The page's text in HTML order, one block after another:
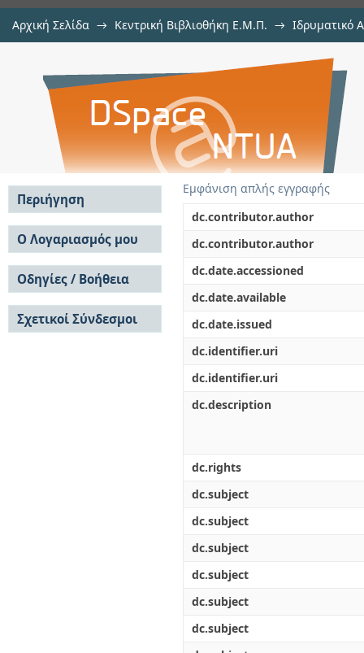
Αρχική Σελίδα → Κεντρική Βιβλιοθήκη Ε.Μ.Π. → Ιδρυματικό
Μαθηματική προσομοίωση
απόθεση Βολφραμίου σε
Εμφάνιση απλής εγγραφής
dc.contributor.author
dc.contributor.author
dc.date.accessioned
dc.date.available
dc.date.issued
dc.identifier.uri
dc.identifier.uri
dc.description
dc.rights
dc.subject
dc.subject
dc.subject
dc.subject
dc.subject
dc.subject
Περιήγηση
Σε όλο το DSpace
Κοινότητες & Συλλογές
Ανά Ημερομηνία
Έκδοσης
Συγγραφείς
Τίτλοι
Θέματα
Ο Λογαριασμός μου
Σύνδεση
Εγγραφή
Οδηγίες / Βοήθεια
Οδηγίες Υποβολής
Οδηγίες Χρήσης ΙΑ
Συχνές Ερωτήσεις
Σχετικοί Σύνδεσμοι